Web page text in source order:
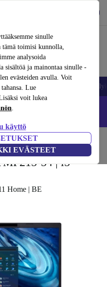
sinulle
tämä toimisi kunnolla,
analysoida
sisältöä ja mainontaa sinulle -
evästeiden avulla. Voit
Lue
voit lukea
.
käyttö
EVÄSTEET
tietokoneet
IPHONEDEAL –
Acerin kannettavat tietokoneet
54 | i5-
Home | BE